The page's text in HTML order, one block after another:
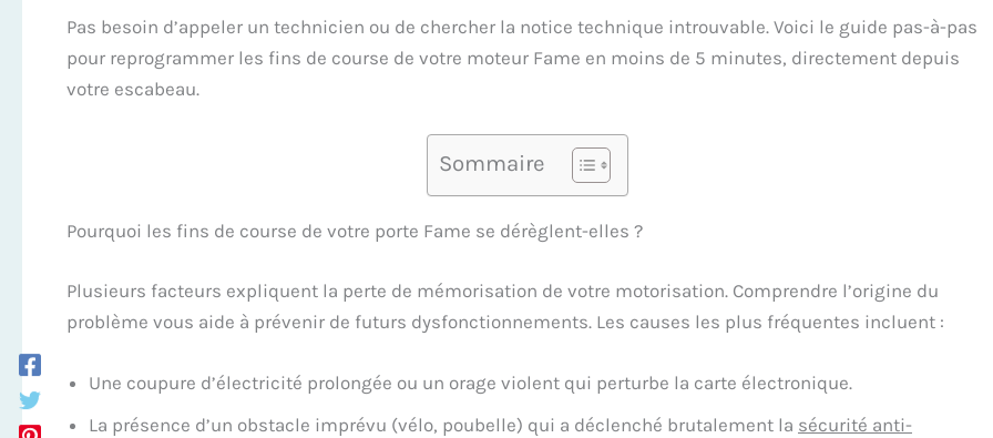
Pas besoin d’appeler un technicien ou de chercher la notice technique introuvable. Voici le guide pas-à-pas
pour reprogrammer les fins de course de votre moteur Fame en moins de 5 minutes, directement depuis
votre escabeau.
Sommaire
Pourquoi les fins de course de votre porte Fame se dérèglent-elles ?
Plusieurs facteurs expliquent la perte de mémorisation de votre motorisation. Comprendre l’origine du
problème vous aide à prévenir de futurs dysfonctionnements. Les causes les plus fréquentes incluent :
Une coupure d’électricité prolongée ou un orage violent qui perturbe la carte électronique.
La présence d’un obstacle imprévu (vélo, poubelle) qui a déclenché brutalement la sécurité anti-